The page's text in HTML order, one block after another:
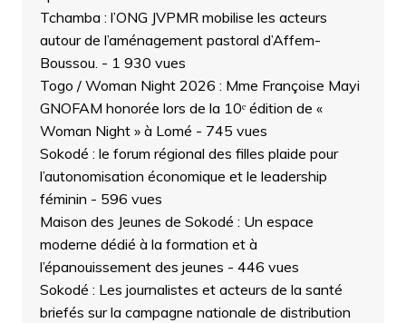
Tchamba : l’ONG JVPMR mobilise les acteurs
autour de l’aménagement pastoral d’Affem-
Boussou. - 1 930 vues
Togo / Woman Night 2026 : Mme Françoise Mayi
GNOFAM honorée lors de la 10ᵉ édition de «
Woman Night » à Lomé - 745 vues
Sokodé : le forum régional des filles plaide pour
l’autonomisation économique et le leadership
féminin - 596 vues
Maison des Jeunes de Sokodé : Un espace
moderne dédié à la formation et à
l’épanouissement des jeunes - 446 vues
Sokodé : Les journalistes et acteurs de la santé
briefés sur la campagne nationale de distribution